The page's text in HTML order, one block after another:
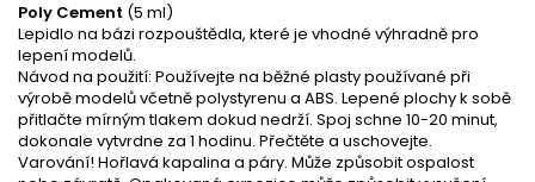
Poly Cement (5 ml)
Lepidlo na bázi rozpouštědla, které je vhodné výhradně pro
lepení modelů.
Návod na použití: Používejte na běžné plasty používané při
výrobě modelů včetně polystyrenu a ABS. Lepené plochy k sobě
přitlačte mírným tlakem dokud nedrží. Spoj schne 10-20 minut,
dokonale vytvrdne za 1 hodinu. Přečtěte a uschovejte.
Varování! Hořlavá kapalina a páry. Může způsobit ospalost